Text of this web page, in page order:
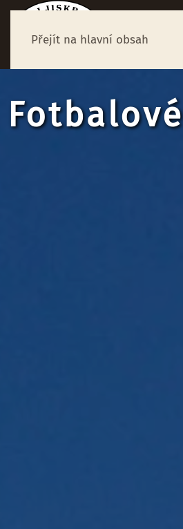
Přejít na hlavní obsah